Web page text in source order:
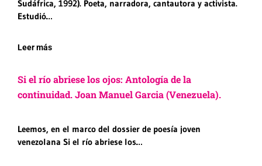
Sudáfrica, 1992). Poeta, narradora, cantautora y activista.
Estudió…
Leer más
Si el río abriese los ojos: Antología de la
continuidad. Joan Manuel Garcia (Venezuela).
Leemos, en el marco del dossier de poesía joven
venezolana Si el río abriese los…